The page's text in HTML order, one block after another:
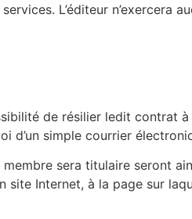
L’éditeur n’exercera
de résilier ledit contrat
d’un simple courrier
sera titulaire seront
site Internet, à la page sur